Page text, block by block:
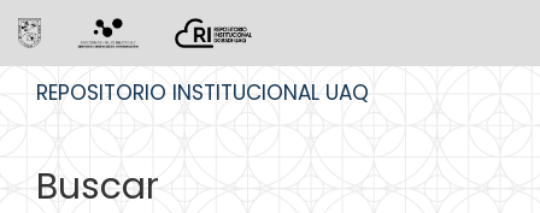
REPOSITORIO INSTITUCIONAL UAQ
Buscar